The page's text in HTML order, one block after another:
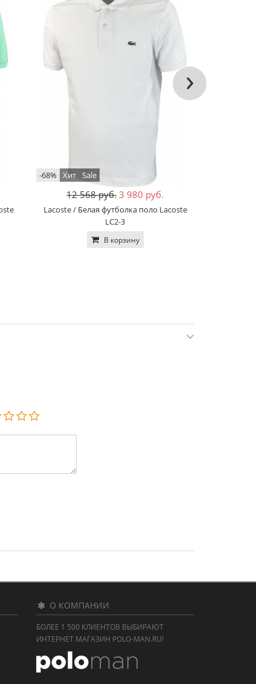
-68% Хит Sale
12 568 руб. 3 980 руб.
Lacoste / Белая футболка поло Lacoste
LC2-3
В корзину
›
О КОМПАНИИ
БОЛЕЕ 1 500 КЛИЕНТОВ ВЫБИРАЮТ
ИНТЕРНЕТ МАГАЗИН POLO-MAN.RU!